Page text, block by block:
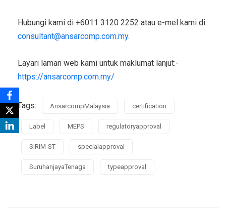
Hubungi kami di +6011 3120 2252 atau e-mel kami di
consultant@ansarcomp.com.my.
Layari laman web kami untuk maklumat lanjut:-
https://ansarcomp.com.my/
Tags: AnsarcompMalaysia certification
Label MEPS regulatoryapproval
SIRIM-ST specialapproval
SuruhanjayaTenaga typeapproval